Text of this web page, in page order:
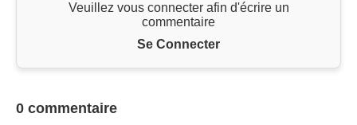
Veuillez vous connecter afin d'écrire un
commentaire
Se Connecter
0 commentaire